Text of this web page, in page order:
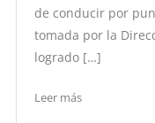
de conducir por
tomada por la
logrado […]
Leer más